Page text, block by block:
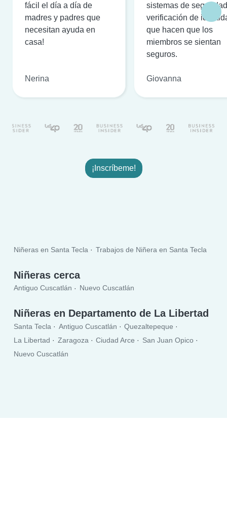
fácil el día a día de
madres y padres que
necesitan ayuda en
casa!
Nerina
sistemas de
verificación de
que hacen que los
miembros se sientan
seguros.
Giovanna
¡Inscríbeme!
Niñeras en Santa Tecla Trabajos de Niñera en Santa Tecla
Niñeras cerca
Antiguo Cuscatlán Nuevo Cuscatlán
Niñeras en Departamento de La Libertad
Santa Tecla Antiguo Cuscatlán
Quezaltepeque
La Libertad
Zaragoza Ciudad Arce
San Juan Opico
Nuevo Cuscatlán